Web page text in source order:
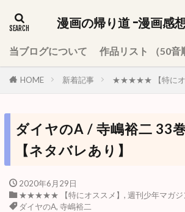
漫画の帰り道 -漫画感
当ブログについて 作品リスト （50音
HOME 新着記事 ★★★★★ 【特にオ
ダイヤのA / 寺嶋裕二
【ネタバレあり】
2020年6月29日
★★★★★ 【特にオススメ】 , 週刊少年マガジ
ダイヤのA, 寺嶋裕二